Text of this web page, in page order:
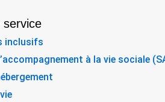
service
inclusifs
à la vie sociale